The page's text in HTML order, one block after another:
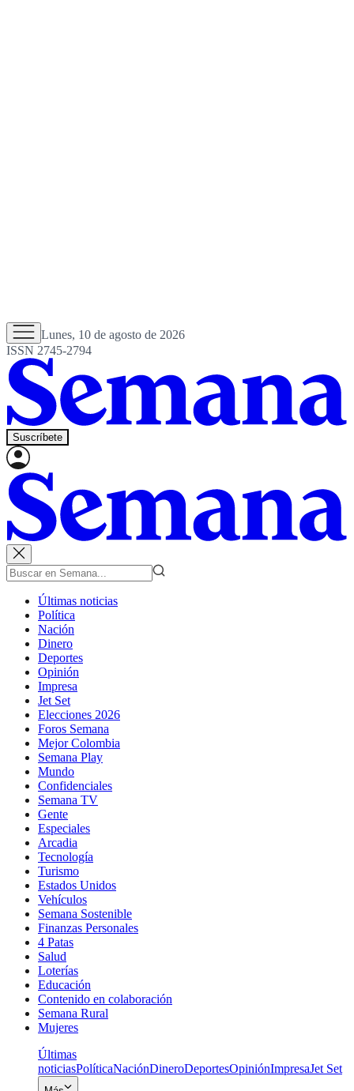
Lunes, 10 de agosto de 2026
ISSN 2745-2794
Suscríbete
Últimas noticias
Política
Nación
Dinero
Deportes
Opinión
Impresa
Jet Set
Elecciones 2026
Foros Semana
Mejor Colombia
Semana Play
Mundo
Confidenciales
Semana TV
Gente
Especiales
Arcadia
Tecnología
Turismo
Estados Unidos
Vehículos
Semana Sostenible
Finanzas Personales
4 Patas
Salud
Loterías
Educación
Contenido en colaboración
Semana Rural
Mujeres
Últimas
noticiasPolíticaNaciónDineroDeportesOpiniónImpresaJet Set